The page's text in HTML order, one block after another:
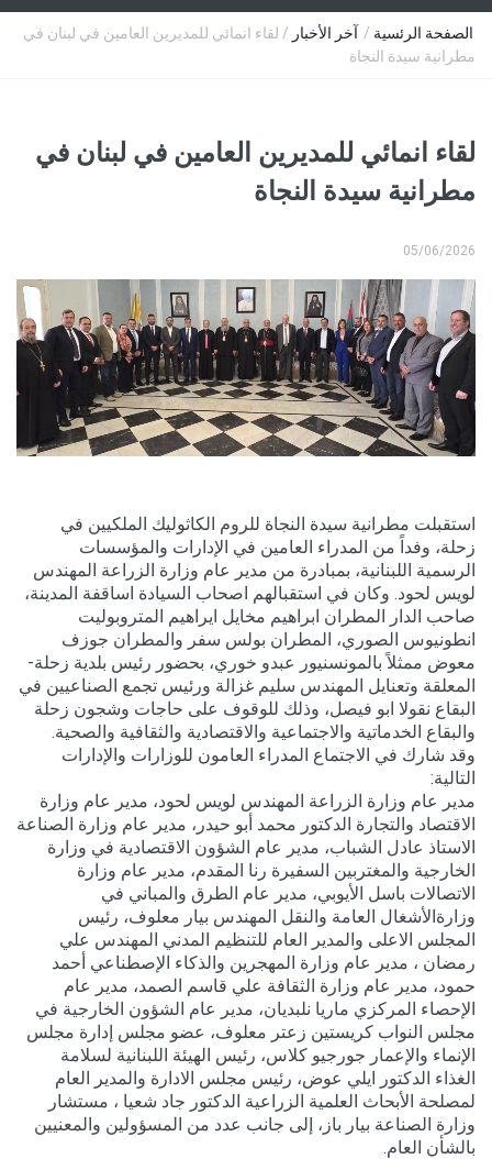
الصفحة الرئسية/ آخر الأخبار/ لقاء انمائي للمديرين العامين في لبنان في
مطرانية سيدة النجاة
لقاء انمائي للمديرين العامين في لبنان في
مطرانية سيدة النجاة
05/06/2026
استقبلت مطرانية سيدة النجاة للروم الكاثوليك الملكيين في
زحلة، وفداً من المدراء العامين في الإدارات والمؤسسات
الرسمية اللبنانية، بمبادرة من مدير عام وزارة الزراعة المهندس
لويس لحود. وكان في استقبالهم اصحاب السيادة اساقفة المدينة،
صاحب الدار المطران ابراهيم مخايل ايراهيم المتروبوليت
انطونيوس الصوري، المطران بولس سفر والمطران جوزف
معوض ممثلاً بالمونسنيور عبدو خوري، بحضور رئيس بلدية زحلة-
المعلقة وتعنايل المهندس سليم غزالة ورئيس تجمع الصناعيين في
البقاع نقولا ابو فيصل، وذلك للوقوف على حاجات وشجون زحلة
والبقاع الخدماتية والاجتماعية والاقتصادية والثقافية والصحية.
وقد شارك في الاجتماع المدراء العامون للوزارات والإدارات
التالية:
مدير عام وزارة الزراعة المهندس لويس لحود، مدير عام وزارة
الاقتصاد والتجارة الدكتور محمد أبو حيدر، مدير عام وزارة الصناعة
الاستاذ عادل الشباب، مدير عام الشؤون الاقتصادية في وزارة
الخارجية والمغتربين السفيرة رنا المقدم، مدير عام وزارة
الاتصالات باسل الأيوبي، مدير عام الطرق والمباني في
وزارةالأشغال العامة والنقل المهندس بيار معلوف، رئيس
المجلس الاعلى والمدير العام للتنظيم المدني المهندس علي
رمضان ، مدير عام وزارة المهجرين والذكاء الإصطناعي أحمد
حمود، مدير عام وزارة الثقافة علي قاسم الصمد، مدير عام
الإحصاء المركزي ماريا نلبديان، مدير عام الشؤون الخارجية في
مجلس النواب كريستين زعتر معلوف، عضو مجلس إدارة مجلس
الإنماء والإعمار جورجيو كلاس، رئيس الهيئة اللبنانية لسلامة
الغذاء الدكتور ايلي عوض، رئيس مجلس الادارة والمدير العام
لمصلحة الأبحاث العلمية الزراعية الدكتور جاد شعيا ، مستشار
وزارة الصناعة بيار باز، إلى جانب عدد من المسؤولين والمعنيين
بالشأن العام.